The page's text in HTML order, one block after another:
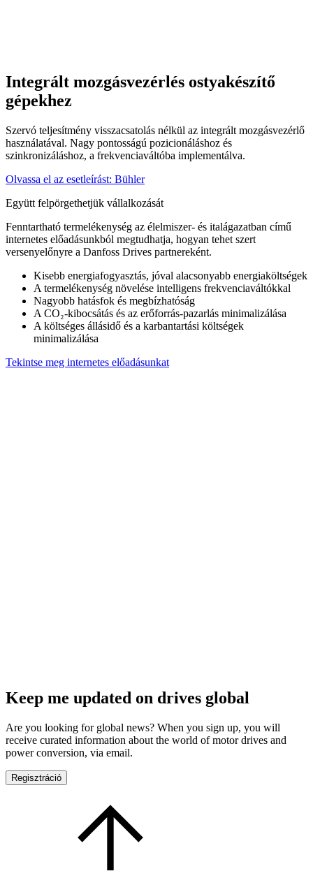
Integrált mozgásvezérlés ostyakészítő
gépekhez
Szervó teljesítmény visszacsatolás nélkül az integrált mozgásvezérlő
használatával. Nagy pontosságú pozicionáláshoz és
szinkronizáláshoz, a frekvenciaváltóba implementálva.
Olvassa el az esetleírást: Bühler
Együtt felpörgethetjük vállalkozását
Fenntartható termelékenység az élelmiszer- és italágazatban című
internetes előadásunkból megtudhatja, hogyan tehet szert
versenyelőnyre a Danfoss Drives partnereként.
Kisebb energiafogyasztás, jóval alacsonyabb energiaköltségek
A termelékenység növelése intelligens frekvenciaváltókkal
Nagyobb hatásfok és megbízhatóság
A CO₂-kibocsátás és az erőforrás-pazarlás minimalizálása
A költséges állásidő és a karbantartási költségek
minimalizálása
Tekintse meg internetes előadásunkat
Keep me updated on drives global
Are you looking for global news? When you sign up, you will
receive curated information about the world of motor drives and
power conversion, via email.
Regisztráció